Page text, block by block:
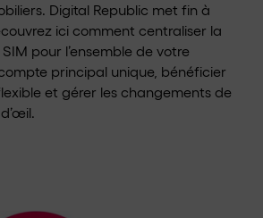
Digital Republic met fin à
ici comment centraliser la
pour l’ensemble de votre
principal unique, bénéficier
et gérer les changements de